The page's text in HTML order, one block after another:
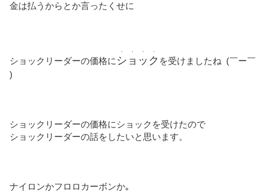
金は払うからとか言ったくせに
ショックリーダーの価格に ショック
・・・・
を受けましたね (￣ー￣
)
ショックリーダーの価格にショックを受けたので
ショックリーダーの話をしたいと思います。
ナイロンかフロロカーボンか｡